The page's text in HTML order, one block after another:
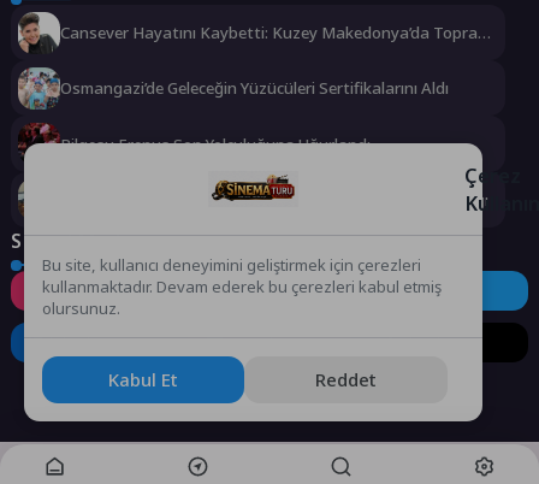
Cansever Hayatını Kaybetti: Kuzey Makedonya’da Toprağa
Osmangazi’de Geleceğin Yüzücüleri Sertifikalarını Aldı
Bilgesu Erenus Son Yolculuğuna Uğurlandı
Urla Belediyesi’nden ücretsiz üniversite tercih danışmanlığı
Sosyal Medya
Instagram Facebook Twitter
LinkedIn YouTube TikTok
Çerez
Bu site, kullanıcı deneyimini geliştirmek için çerezleri
kullanmaktadır. Devam ederek bu çerezleri kabul etmiş
olursunuz.
Kabul Et Reddet